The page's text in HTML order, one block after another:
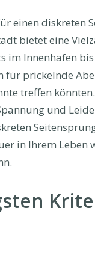
einen diskreten
bietet eine
im Innenhafen
prickelnde
treffen
und
in Ihrem Leben